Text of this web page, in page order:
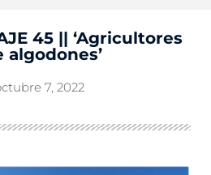
45 || ‘Agricultores
algodones’
7, 2022